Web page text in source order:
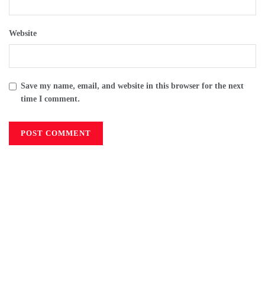
Website
Save my name, email, and website in this browser for the next
time I comment.